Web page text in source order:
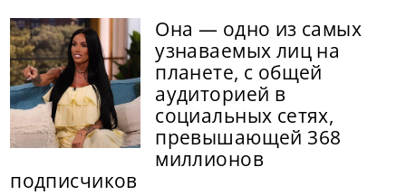
Она — одно из самых
узнаваемых лиц на
планете, с общей
аудиторией в
социальных сетях,
превышающей 368
миллионов
подписчиков